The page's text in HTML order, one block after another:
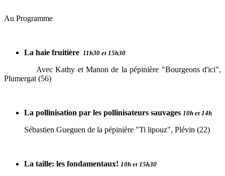
Au Programme
La haie fruitière 11h30 et 15h30
Avec Kathy et Manon de la pépinière "Bourgeons d'ici",
Plumergat (56)
La pollinisation par les pollinisateurs sauvages 10h et 14h
Sébastien Gueguen de la pépinière "Ti lipouz", Plévin (22)
La taille: les fondamentaux! 10h et 15h30